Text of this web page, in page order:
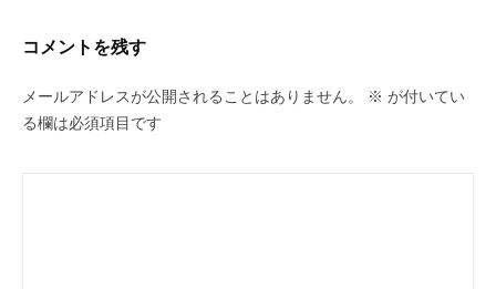
コメントを残す
メールアドレスが公開されることはありません。 ※ が付いてい
る欄は必須項目です